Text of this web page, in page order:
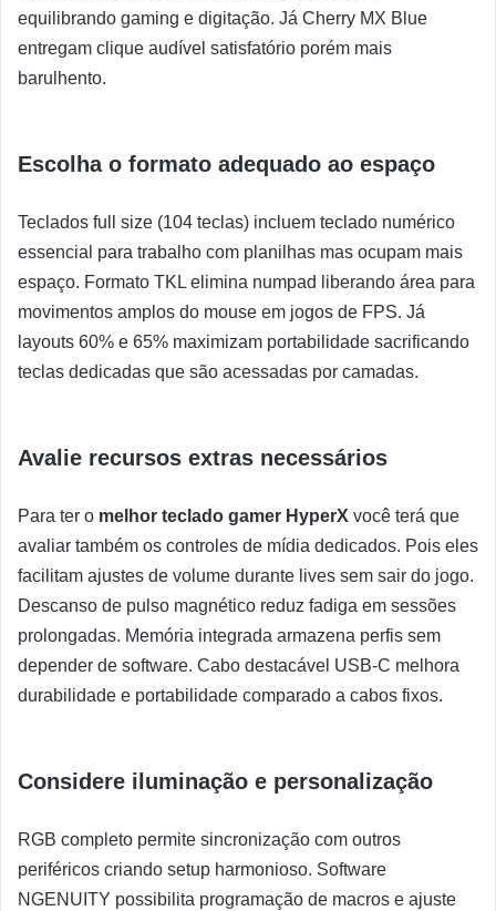
equilibrando gaming e digitação. Já Cherry MX Blue
entregam clique audível satisfatório porém mais
barulhento.
Escolha o formato adequado ao espaço
Teclados full size (104 teclas) incluem teclado numérico
essencial para trabalho com planilhas mas ocupam mais
espaço. Formato TKL elimina numpad liberando área para
movimentos amplos do mouse em jogos de FPS. Já
layouts 60% e 65% maximizam portabilidade sacrificando
teclas dedicadas que são acessadas por camadas.
Avalie recursos extras necessários
Para ter o melhor teclado gamer HyperX você terá que
avaliar também os controles de mídia dedicados. Pois eles
facilitam ajustes de volume durante lives sem sair do jogo.
Descanso de pulso magnético reduz fadiga em sessões
prolongadas. Memória integrada armazena perfis sem
depender de software. Cabo destacável USB-C melhora
durabilidade e portabilidade comparado a cabos fixos.
Considere iluminação e personalização
RGB completo permite sincronização com outros
periféricos criando setup harmonioso. Software
NGENUITY possibilita programação de macros e ajuste